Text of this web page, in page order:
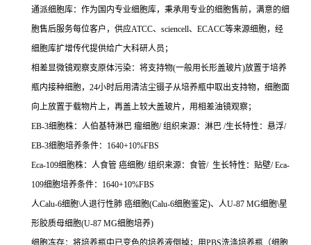
通派细胞库：作为国内专业细胞库，秉承用专业的细胞售前，满意的细
胞售后服务每位客户，供应ATCC、sciencell、ECACC等来源细胞，经
细胞库扩增传代提供给广大科研人员；
相差显微镜观察支原体污染：将支持物(一般用长形盖玻片)放置于培养
瓶内接种细胞，24小时后用清洁尘镊子从培养瓶中取出支持物，细胞面
向上放置于载物片上，再盖上较大盖玻片，用相差油镜观察；
EB-3细胞株：人伯基特淋巴 瘤细胞/ 组织来源：淋巴 /生长特性：悬浮/
EB-3细胞培养条件：1640+10%FBS
Eca-109细胞株：人食管 癌细胞/ 组织来源：食管/ 生长特性：贴壁/ Eca-
109细胞培养条件：1640+10%FBS
人Calu-6细胞\人退行性肺 癌细胞(Calu-6细胞鉴定)、人U-87 MG细胞\星
形胶质母细胞(U-87 MG细胞培养)
细胞冻存：将培养瓶中已变色的培养液倒掉；用PBS洗涤培养瓶（细胞